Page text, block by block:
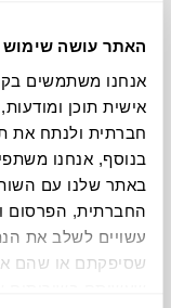
האתר עושה שימוש
אישית תוכן
חברתית ולנתח את
בנוסף, אנחנו
באתר שלנו עם
החברתית, הפרסום
עשויים לשלב את
שסיפקתם או שהם
תוכלו למצוא אותי ב:
חלה שגיאה. אנא
צבעים